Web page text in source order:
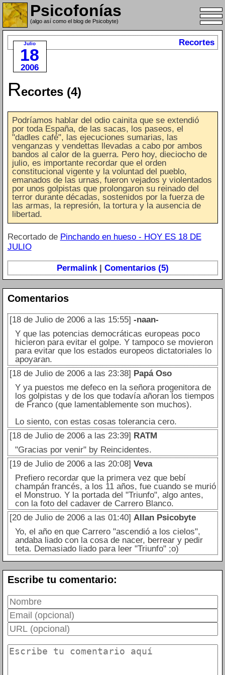
Psicofonías
(algo así como el blog de Psicobyte)
Julio
18
2006
Recortes
Recortes (4)
Podríamos hablar del odio cainita que se extendió
por toda España, de las sacas, los paseos, el
"dadles café", las ejecuciones sumarias, las
venganzas y vendettas llevadas a cabo por ambos
bandos al calor de la guerra. Pero hoy, dieciocho de
julio, es importante recordar que el orden
constitucional vigente y la voluntad del pueblo,
emanados de las urnas, fueron vejados y violentados
por unos golpistas que prolongaron su reinado del
terror durante décadas, sostenidos por la fuerza de
las armas, la represión, la tortura y la ausencia de
libertad.
Recortado de Pinchando en hueso - HOY ES 18 DE
JULIO
Permalink| Comentarios (5)
Comentarios
[18 de Julio de 2006 a las 15:55] -naan-
Y que las potencias democráticas europeas poco
hicieron para evitar el golpe. Y tampoco se movieron
para evitar que los estados europeos dictatoriales lo
apoyaran.
[18 de Julio de 2006 a las 23:38] Papá Oso
Y ya puestos me defeco en la señora progenitora de
los golpistas y de los que todavía añoran los tiempos
de Franco (que lamentablemente son muchos).
Lo siento, con estas cosas tolerancia cero.
[18 de Julio de 2006 a las 23:39] RATM
"Gracias por venir" by Reincidentes.
[19 de Julio de 2006 a las 20:08] Veva
Prefiero recordar que la primera vez que bebí
champán francés, a los 11 años, fue cuando se murió
el Monstruo. Y la portada del "Triunfo", algo antes,
con la foto del cadaver de Carrero Blanco.
[20 de Julio de 2006 a las 01:40] Allan Psicobyte
Yo, el año en que Carrero "ascendió a los cielos",
andaba liado con la cosa de nacer, berrear y pedir
teta. Demasiado liado para leer "Triunfo" ;o)
Escribe tu comentario: